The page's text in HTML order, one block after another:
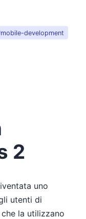
development
2
uno
utenti di
la utilizzano